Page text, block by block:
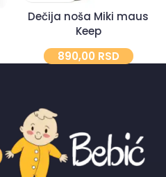
Dečija noša Miki maus
Keep
890,00 RSD